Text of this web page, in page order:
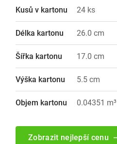
Kusů v kartonu 24 ks
Délka kartonu 26.0 cm
Šířka kartonu 17.0 cm
Výška kartonu 5.5 cm
Objem kartonu 0.04351 m³
Zobrazit nejlepší cenu